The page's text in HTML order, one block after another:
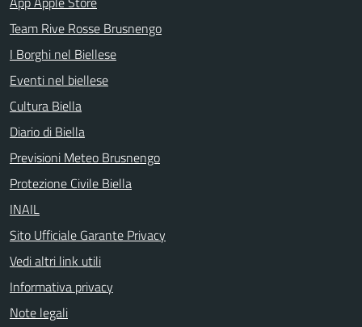
Team Rive Rosse Brusnengo
I Borghi nel Biellese
Eventi nel biellese
Cultura Biella
Diario di Biella
Previsioni Meteo Brusnengo
Protezione Civile Biella
INAIL
Sito Ufficiale Garante Privacy
Vedi altri link utili
Informativa privacy
Note legali